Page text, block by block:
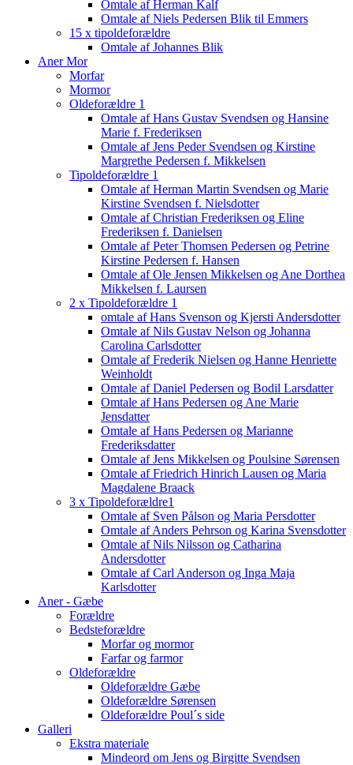
Omtale af Herman Kalf
Omtale af Niels Pedersen Blik til Emmers
15 x tipoldeforældre
Omtale af Johannes Blik
Aner Mor
Morfar
Mormor
Oldeforældre 1
Omtale af Hans Gustav Svendsen og Hansine
Marie f. Frederiksen
Omtale af Jens Peder Svendsen og Kirstine
Margrethe Pedersen f. Mikkelsen
Tipoldeforældre 1
Omtale af Herman Martin Svendsen og Marie
Kirstine Svendsen f. Nielsdotter
Omtale af Christian Frederiksen og Eline
Frederiksen f. Danielsen
Omtale af Peter Thomsen Pedersen og Petrine
Kirstine Pedersen f. Hansen
Omtale af Ole Jensen Mikkelsen og Ane Dorthea
Mikkelsen f. Laursen
2 x Tipoldeforældre 1
omtale af Hans Svenson og Kjersti Andersdotter
Omtale af Nils Gustav Nelson og Johanna
Carolina Carlsdotter
Omtale af Frederik Nielsen og Hanne Henriette
Weinholdt
Omtale af Daniel Pedersen og Bodil Larsdatter
Omtale af Hans Pedersen og Ane Marie
Jensdatter
Omtale af Hans Pedersen og Marianne
Frederiksdatter
Omtale af Jens Mikkelsen og Poulsine Sørensen
Omtale af Friedrich Hinrich Lausen og Maria
Magdalene Braack
3 x Tipoldeforældre1
Omtale af Sven Pålson og Maria Persdotter
Omtale af Anders Pehrson og Karina Svensdotter
Omtale af Nils Nilsson og Catharina
Andersdotter
Omtale af Carl Anderson og Inga Maja
Karlsdotter
Aner - Gæbe
Forældre
Bedsteforældre
Morfar og mormor
Farfar og farmor
Oldeforældre
Oldeforældre Gæbe
Oldeforældre Sørensen
Oldeforældre Poul´s side
Galleri
Ekstra materiale
Mindeord om Jens og Birgitte Svendsen